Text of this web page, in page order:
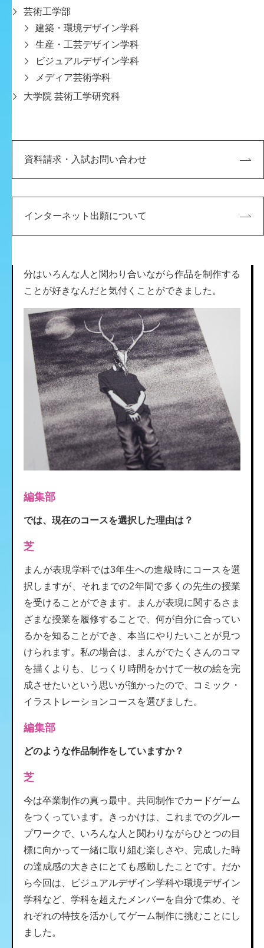
芸術工学部
建築・環境デザイン学科
生産・工芸デザイン学科
ビジュアルデザイン学科
メディア芸術学科
大学院 芸術工学研究科
資料請求・入試お問い合わせ
インターネット出願について
芝
まんが制作はどちらかと言えば一人きりで進めるイ
メージでしたが、神戸芸工大では意外にもグループ
ワークや共同制作も多く経験できます。学生同士で
話し合い、互いのアイデアや制作物に対して意見を
編集部
芝
分はいろんな人と関わり合いながら作品を制作する
ことが好きなんだと気付くことができました。
編集部
では、現在のコースを選択した理由は？
芝
まんが表現学科では3年生への進級時にコースを選
択しますが、それまでの2年間で多くの先生の授業
を受けることができます。まんが表現に関するさま
ざまな授業を履修することで、何が自分に合ってい
るかを知ることができ、本当にやりたいことが見つ
けられます。私の場合は、まんがでたくさんのコマ
を描くよりも、じっくり時間をかけて一枚の絵を完
成させたいという思いが強かったので、コミック・
イラストレーションコースを選びました。
編集部
どのような作品制作をしていますか？
芝
今は卒業制作の真っ最中。共同制作でカードゲーム
をつくっています。きっかけは、これまでのグルー
プワークで、いろんな人と関わりながらひとつの目
標に向かって一緒に取り組む楽しさや、完成した時
の達成感の大きさにとても感動したことです。だか
ら今回は、ビジュアルデザイン学科や環境デザイン
学科など、学科を超えたメンバーを自分で集め、そ
れぞれの特技を活かしてゲーム制作に挑むことにし
ました。